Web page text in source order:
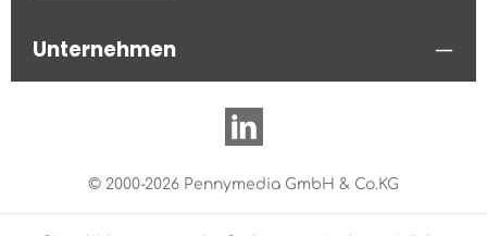
Unternehmen
© 2000-2026 Pennymedia GmbH & Co.KG